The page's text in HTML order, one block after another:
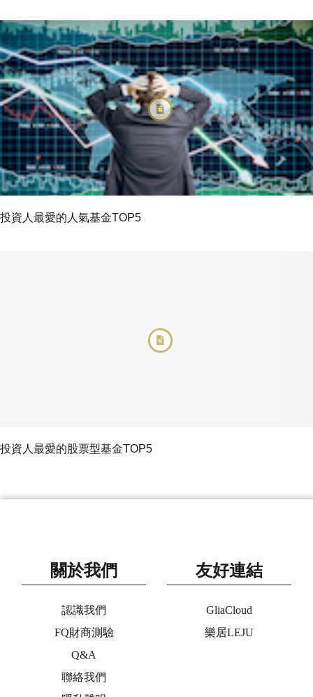
投資人最愛的人氣基金TOP5
投資人最愛的股票型基金TOP5
關於我們
認識我們
FQ財商測驗
Q&A
聯絡我們
友好連結
GliaCloud
樂居LEJU